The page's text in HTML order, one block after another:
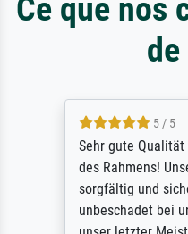
Ce que nos
5 / 5
Sehr gute Qualität
des Rahmens!
sorgfältig und
unbeschadet bei